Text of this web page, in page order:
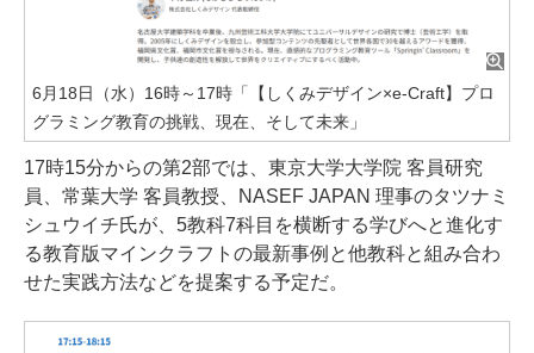
6月18日（水）16時～17時「【しくみデザイン×e-Craft】プロ
グラミング教育の挑戦、現在、そして未来」
17時15分からの第2部では、東京大学大学院 客員研究
員、常葉大学 客員教授、NASEF JAPAN 理事のタツナミ
シュウイチ氏が、5教科7科目を横断する学びへと進化す
る教育版マインクラフトの最新事例と他教科と組み合わ
せた実践方法などを提案する予定だ。